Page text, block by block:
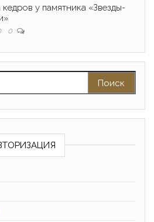
кедров у памятника «Звезды-
0